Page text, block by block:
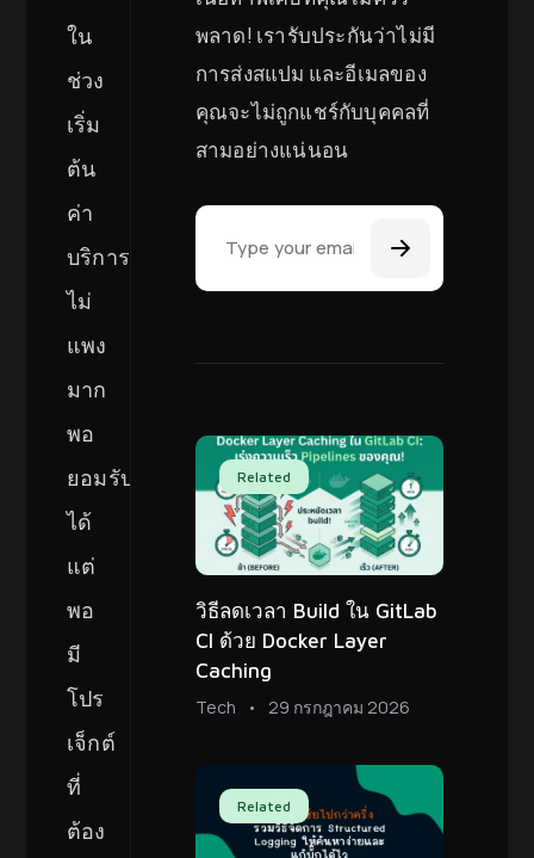
ใน
ช่วง
เริ่ม
ต้น
ค่า
บริการ
ไม่
แพง
มาก
พอ
ยอมรับ
ได้
แต่
พอ
มี
โปร
เจ็กต์
ที่
ต้อง
พลาด! เรารับประกันว่าไม่มี
การส่งสแปม และอีเมลของ
คุณจะไม่ถูกแชร์กับบุคคลที่
สามอย่างแน่นอน
Related
วิธีลดเวลา Build ใน GitLab
CI ด้วย Docker Layer
Caching
Tech 29 กรกฎาคม 2026
Related